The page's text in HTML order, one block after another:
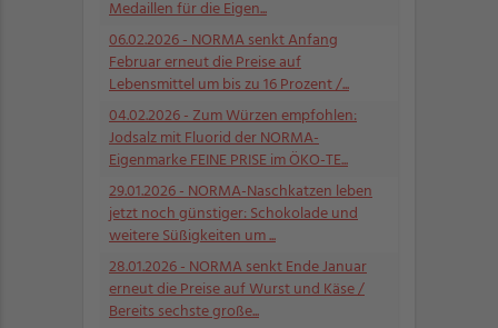
Medaillen für die Eigen...
06.02.2026- NORMA senkt Anfang
Februar erneut die Preise auf
Lebensmittel um bis zu 16 Prozent /...
04.02.2026- Zum Würzen empfohlen:
Jodsalz mit Fluorid der NORMA-
Eigenmarke FEINE PRISE im ÖKO-TE...
29.01.2026- NORMA-Naschkatzen leben
jetzt noch günstiger: Schokolade und
weitere Süßigkeiten um ...
28.01.2026- NORMA senkt Ende Januar
erneut die Preise auf Wurst und Käse /
Bereits sechste große...